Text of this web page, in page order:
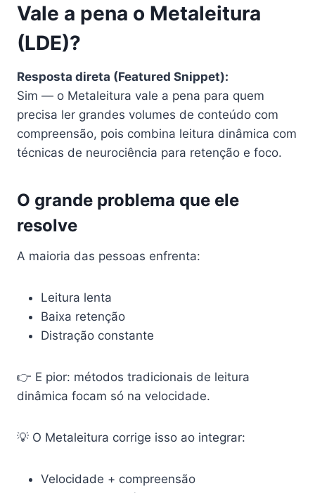
Vale a pena o Metaleitura
(LDE)?
Resposta direta (Featured Snippet):
Sim — o Metaleitura vale a pena para quem
precisa ler grandes volumes de conteúdo com
compreensão, pois combina leitura dinâmica com
técnicas de neurociência para retenção e foco.
O grande problema que ele
resolve
A maioria das pessoas enfrenta:
Leitura lenta
Baixa retenção
Distração constante
👉 E pior: métodos tradicionais de leitura
dinâmica focam só na velocidade.
💡 O Metaleitura corrige isso ao integrar:
Velocidade + compreensão